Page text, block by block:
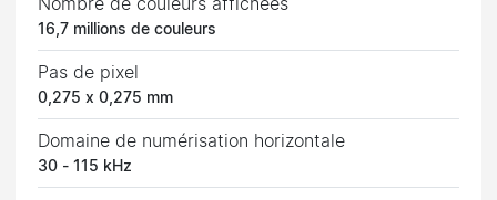
Nombre de couleurs affichées
16,7 millions de couleurs
Pas de pixel
0,275 x 0,275 mm
Domaine de numérisation horizontale
30 - 115 kHz